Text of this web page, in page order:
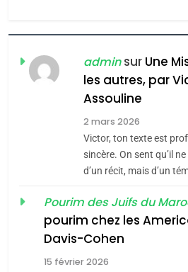
FIÈRE,
MA
Zrihen-Dvir
ISRAÉL JUDAISME
CE QUI
Jacques
JUDAISME
Maroc :
Tafraout,
adminsur Une
les autres, par
Assouline
2 mars 2026
Victor, ton texte est
sincère. On sent qu’il
d’un récit, mais d’un
Pourim des Juifs du
pourim chez les
Davis-Cohen
15 février 2026